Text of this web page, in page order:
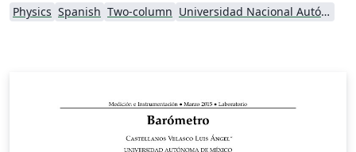
Physics Spanish Two-column Universidad Nacional Autónoma de México